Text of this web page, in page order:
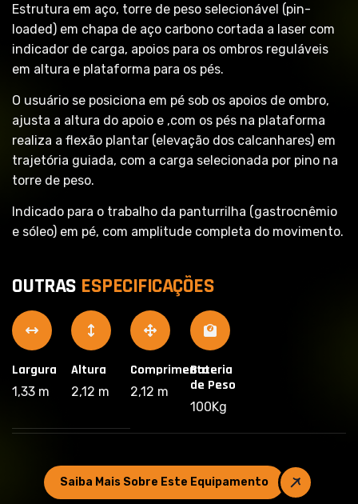
Estrutura em aço, torre de peso selecionável (pin-
loaded) em chapa de aço carbono cortada a laser com
indicador de carga, apoios para os ombros reguláveis
em altura e plataforma para os pés.
O usuário se posiciona em pé sob os apoios de ombro,
ajusta a altura do apoio e ,com os pés na plataforma
realiza a flexão plantar (elevação dos calcanhares) em
trajetória guiada, com a carga selecionada por pino na
torre de peso.
Indicado para o trabalho da panturrilha (gastrocnêmio
e sóleo) em pé, com amplitude completa do movimento.
OUTRAS ESPECIFICAÇÕES
Largura
1,33 m
Altura
2,12 m
Comprimento
2,12 m
Bateria
de Peso
100Kg
Saiba Mais Sobre Este Equipamento